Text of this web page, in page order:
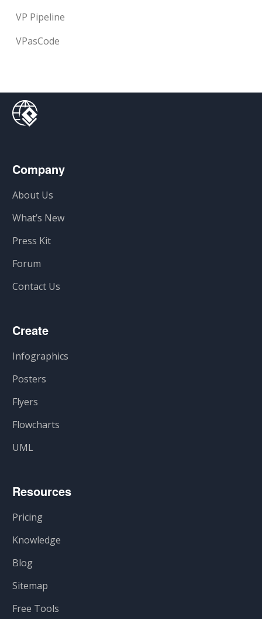
VP Pipeline
VPasCode
Company
About Us
What’s New
Press Kit
Forum
Contact Us
Create
Infographics
Posters
Flyers
Flowcharts
UML
Resources
Pricing
Knowledge
Blog
Sitemap
Free Tools